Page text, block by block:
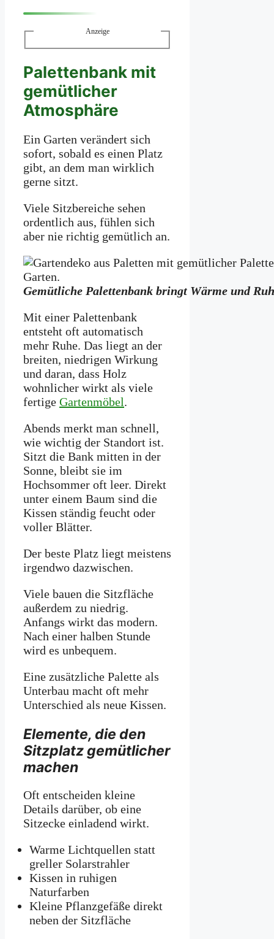
Anzeige
Palettenbank mit
gemütlicher
Atmosphäre
Ein Garten verändert sich
sofort, sobald es einen Platz
gibt, an dem man wirklich
gerne sitzt.
Viele Sitzbereiche sehen
ordentlich aus, fühlen sich
aber nie richtig gemütlich an.
Gemütliche Palettenbank bringt Wärme und
Mit einer Palettenbank
entsteht oft automatisch
mehr Ruhe. Das liegt an der
breiten, niedrigen Wirkung
und daran, dass Holz
wohnlicher wirkt als viele
fertige Gartenmöbel.
Abends merkt man schnell,
wie wichtig der Standort ist.
Sitzt die Bank mitten in der
Sonne, bleibt sie im
Hochsommer oft leer. Direkt
unter einem Baum sind die
Kissen ständig feucht oder
voller Blätter.
Der beste Platz liegt meistens
irgendwo dazwischen.
Viele bauen die Sitzfläche
außerdem zu niedrig.
Anfangs wirkt das modern.
Nach einer halben Stunde
wird es unbequem.
Eine zusätzliche Palette als
Unterbau macht oft mehr
Unterschied als neue Kissen.
Elemente, die den
Sitzplatz gemütlicher
machen
Oft entscheiden kleine
Details darüber, ob eine
Sitzecke einladend wirkt.
Warme Lichtquellen statt
greller Solarstrahler
Kissen in ruhigen
Naturfarben
Kleine Pflanzgefäße direkt
neben der Sitzfläche